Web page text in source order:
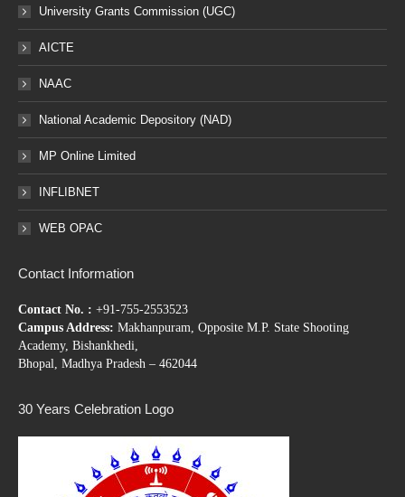
University Grants Commission (UGC)
AICTE
NAAC
National Academic Depository (NAD)
MP Online Limited
INFLIBNET
WEB OPAC
Contact Information
Contact No. : +91-755-2553523
Campus Address: Makhanpuram, Opposite M.P. State Shooting
Academy, Bishankhedi,
Bhopal, Madhya Pradesh – 462044
30 Years Celebration Logo